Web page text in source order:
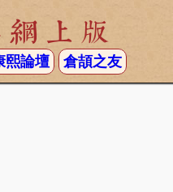
上版
熙論壇 倉頡之友